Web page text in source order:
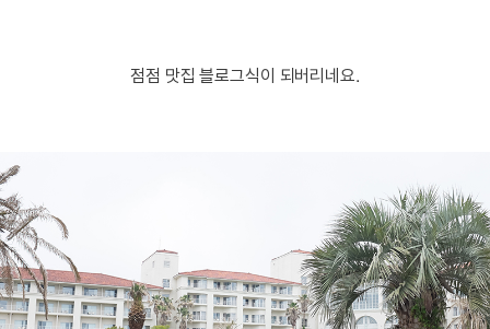
점점 맛집 블로그식이 되버리네요.